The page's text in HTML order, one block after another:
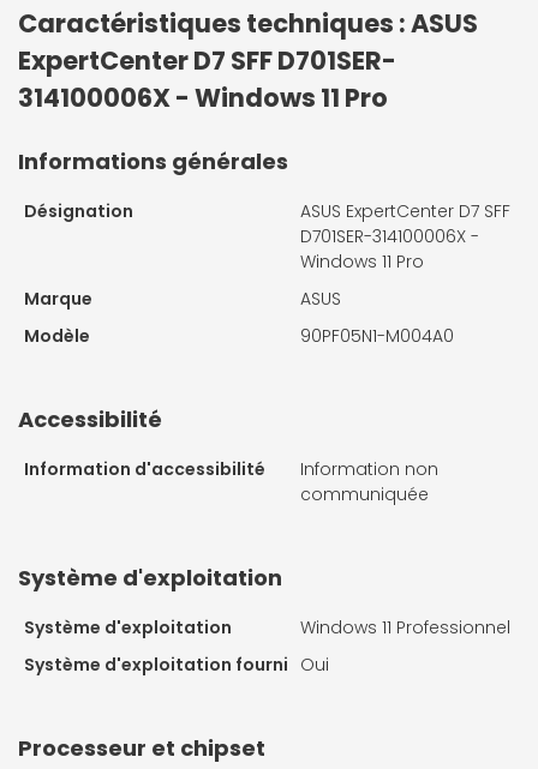
Caractéristiques techniques : ASUS
ExpertCenter D7 SFF D701SER-
314100006X - Windows 11 Pro
Informations générales
Désignation
ASUS ExpertCenter D7 SFF
D701SER-314100006X -
Windows 11 Pro
Marque
ASUS
Modèle
90PF05N1-M004A0
Accessibilité
Information d'accessibilité
Information non
communiquée
Système d'exploitation
Système d'exploitation
Windows 11 Professionnel
Système d'exploitation fourni Oui
Processeur et chipset